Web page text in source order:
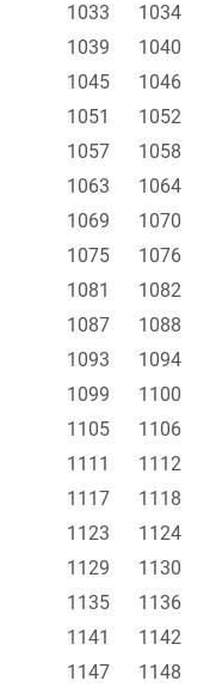
1033
1034
1039
1040
1045
1046
1051
1052
1057
1058
1063
1064
1069
1070
1075
1076
1081
1082
1087
1088
1093
1094
1099
1100
1105
1106
1111
1112
1117
1118
1123
1124
1129
1130
1135
1136
1141
1142
1147
1148